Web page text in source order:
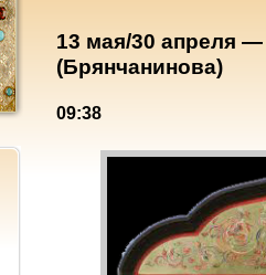
13 мая/30 апреля —
(Брянчанинова)
09:38